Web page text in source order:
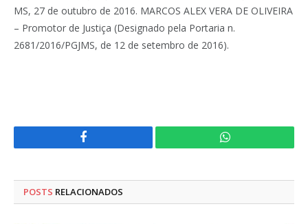
MS, 27 de outubro de 2016. MARCOS ALEX VERA DE OLIVEIRA
– Promotor de Justiça (Designado pela Portaria n.
2681/2016/PGJMS, de 12 de setembro de 2016).
Facebook WhatsApp
POSTS RELACIONADOS